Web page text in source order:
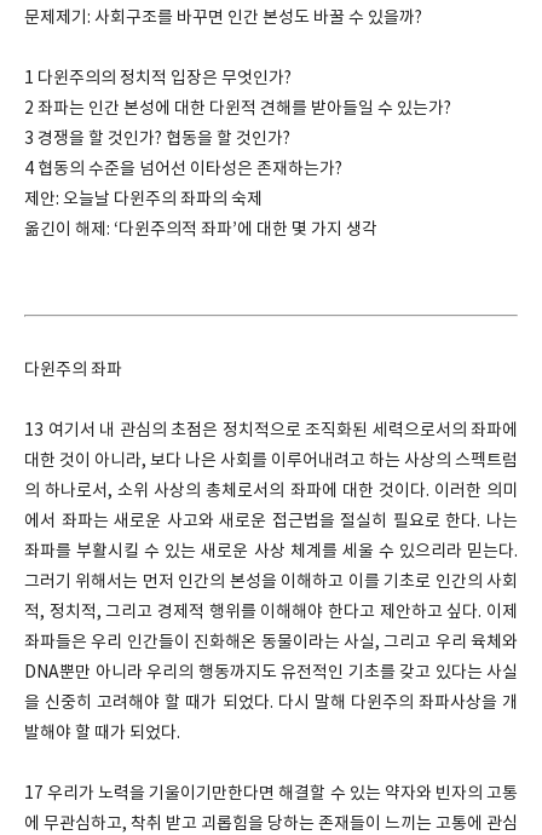
문제제기: 사회구조를 바꾸면 인간 본성도 바꿀 수 있을까?
1 다윈주의의 정치적 입장은 무엇인가?
2 좌파는 인간 본성에 대한 다윈적 견해를 받아들일 수 있는가?
3 경쟁을 할 것인가? 협동을 할 것인가?
4 협동의 수준을 넘어선 이타성은 존재하는가?
제안: 오늘날 다윈주의 좌파의 숙제
옮긴이 해제: ‘다윈주의적 좌파’에 대한 몇 가지 생각
다윈주의 좌파
13 여기서 내 관심의 초점은 정치적으로 조직화된 세력으로서의 좌파에
대한 것이 아니라, 보다 나은 사회를 이루어내려고 하는 사상의 스펙트럼
의 하나로서, 소위 사상의 총체로서의 좌파에 대한 것이다. 이러한 의미
에서 좌파는 새로운 사고와 새로운 접근법을 절실히 필요로 한다. 나는
좌파를 부활시킬 수 있는 새로운 사상 체계를 세울 수 있으리라 믿는다.
그러기 위해서는 먼저 인간의 본성을 이해하고 이를 기초로 인간의 사회
적, 정치적, 그리고 경제적 행위를 이해해야 한다고 제안하고 싶다. 이제
좌파들은 우리 인간들이 진화해온 동물이라는 사실, 그리고 우리 육체와
DNA뿐만 아니라 우리의 행동까지도 유전적인 기초를 갖고 있다는 사실
을 신중히 고려해야 할 때가 되었다. 다시 말해 다윈주의 좌파사상을 개
발해야 할 때가 되었다.
17 우리가 노력을 기울이기만한다면 해결할 수 있는 약자와 빈자의 고통
에 무관심하고, 착취 받고 괴롭힘을 당하는 존재들이 느끼는 고통에 관심